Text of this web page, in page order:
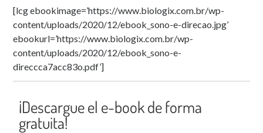
[lcg ebookimage=’https://www.biologix.com.br/wp-
content/uploads/2020/12/ebook_sono-e-direcao.jpg’
ebookurl=’https://www.biologix.com.br/wp-
content/uploads/2020/12/ebook_sono-e-
direccca7acc83o.pdf’]
¡Descargue el e-book de forma
gratuita!